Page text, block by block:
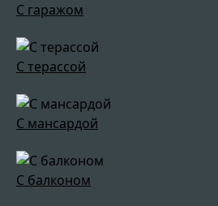
С гаражом
С терассой
С мансардой
С балконом